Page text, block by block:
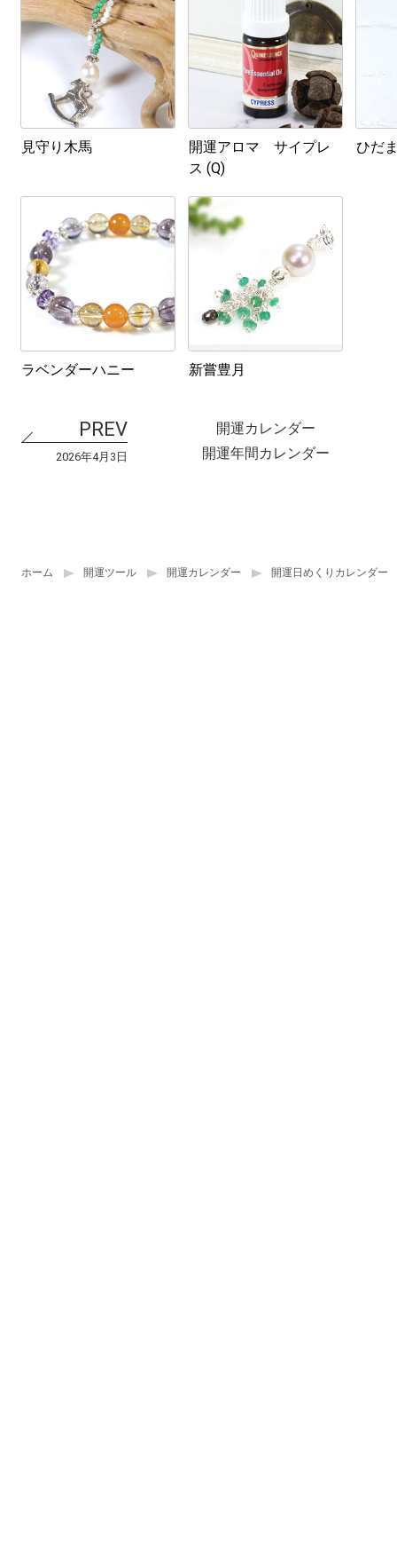
ホーム 開運ツール 開運カレンダー 開運日めくりカレンダー
見守り木馬
開運アロマ サイプレ
ス (Q)
ひだ
ラベンダーハニー 新嘗豊月
2026年4月3日
開運カレンダー
開運年間カレンダー